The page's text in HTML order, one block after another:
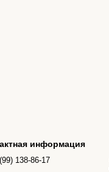
информация
138-86-17